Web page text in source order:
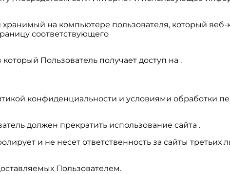
на компьютере пользователя, который
соответствующего
Пользователь получает доступ на .
конфиденциальности и условиями обработки
должен прекратить использование сайта .
и не несет ответственность за сайты третьих
Пользователем.